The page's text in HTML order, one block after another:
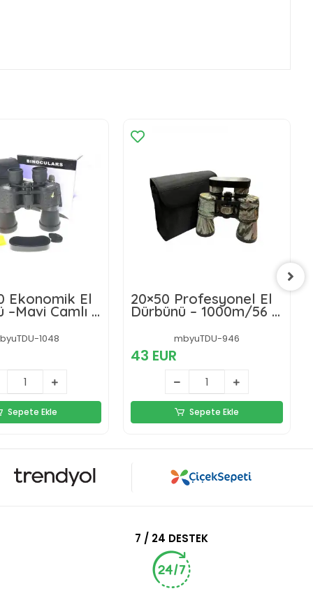
Ekonomik El
–Mavi Camlı –
1048
Sepete Ekle
20×50 Profesyonel El
Dürbünü – 1000m/56 –
mbyuTDU-946
43 EUR
Sepete Ekle
7 / 24 DESTEK